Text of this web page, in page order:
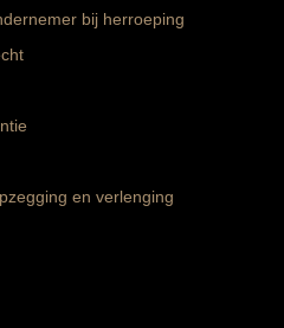
bij herroeping
en verlenging